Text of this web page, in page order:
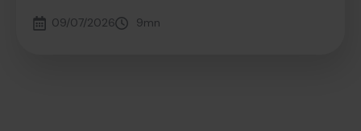
09/07/2026 9mn